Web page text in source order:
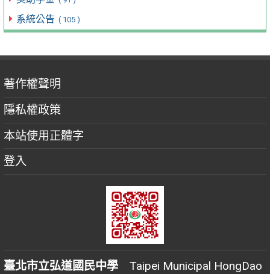
系統公告 ( 105 )
著作權聲明
隱私權政策
本站使用正體字
登入
臺北市立弘道國民中學 Taipei Municipal HongDao